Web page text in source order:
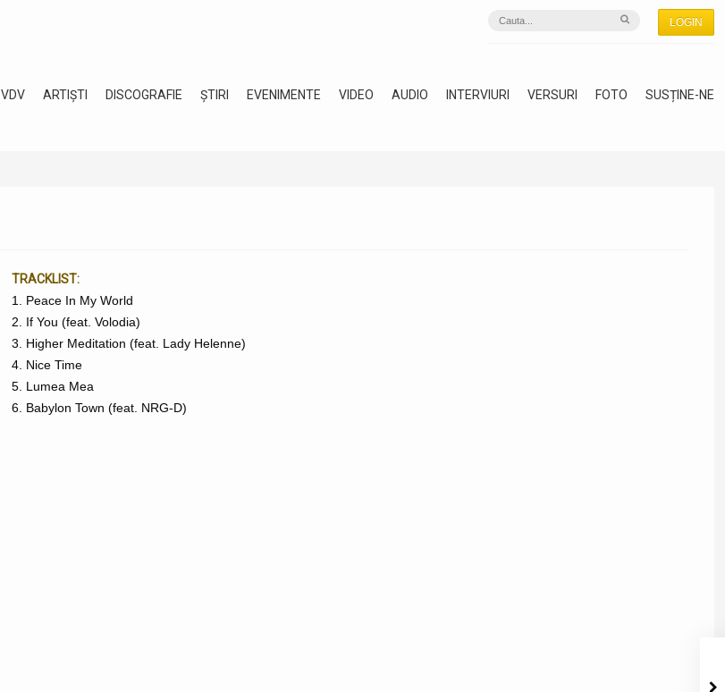
LOGIN
VDV ARTIȘTI DISCOGRAFIE ȘTIRI EVENIMENTE VIDEO AUDIO INTERVIURI VERSURI FOTO SUSȚINE-NE
TRACKLIST:
1. Peace In My World
2. If You (feat. Volodia)
3. Higher Meditation (feat. Lady Helenne)
4. Nice Time
5. Lumea Mea
6. Babylon Town (feat. NRG-D)